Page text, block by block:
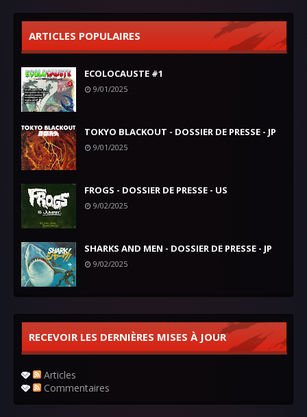
ARTICLES POPULAIRES
ECOLOCAUSTE #1
9/01/2025
TOKYO BLACKOUT - DOSSIER DE PRESSE - JP
9/01/2025
FROGS - DOSSIER DE PRESSE - US
9/02/2025
SHARKS AND MEN - DOSSIER DE PRESSE - JP
9/02/2025
RECEVOIR LES DERNIÈRES MISES À JOUR
Articles
Commentaires